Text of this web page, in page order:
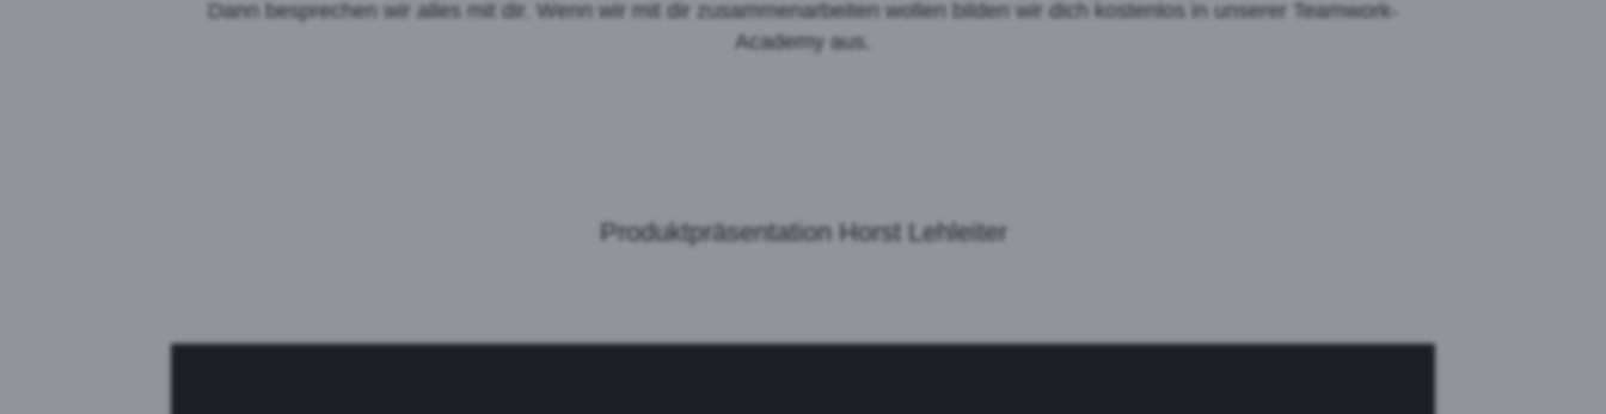
Dann besprechen wir alles mit dir. Wenn wir mit dir zusammenarbeiten wollen bilden wir dich kostenlos in unserer Teamwork-
Academy aus.
Produktpräsentation Horst Lehleiter